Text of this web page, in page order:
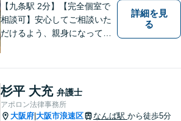
【九条駅 2分】【完全個室で
相談可】安心してご相談いた
だけるよう、親身になってお
法律問題は時間の経過ととも
に事態が悪化することが多い
です。 お気軽にご相談くださ
詳細を見
る
杉平 大充 弁護士
アポロン法律事務所
大阪府 大阪市浪速区 なんば駅 から徒歩5分